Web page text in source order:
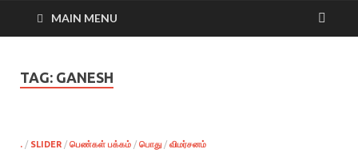
MAIN MENU
TAG: GANESH
. / SLIDER / பெண்கள் பக்கம் / பொது / விமர்சனம்